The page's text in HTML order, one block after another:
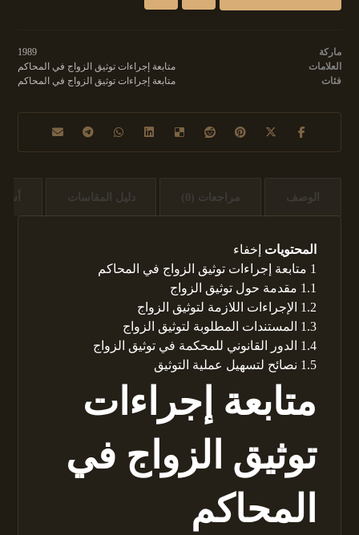
ماركة
1989
العلامات
متابعة إجراءات توثيق الزواج في المحاكم
فئات
متابعة إجراءات توثيق الزواج في المحاكم
الوصف مراجعات (0) دليل المقاسات
المحتويات إخفاء
1 متابعة إجراءات توثيق الزواج في المحاكم
1.1 مقدمة حول توثيق الزواج
1.2 الإجراءات اللازمة لتوثيق الزواج
1.3 المستندات المطلوبة لتوثيق الزواج
1.4 الدور القانوني للمحكمة في توثيق الزواج
1.5 نصائح لتسهيل عملية التوثيق
متابعة إجراءات
توثيق الزواج في
المحاكم